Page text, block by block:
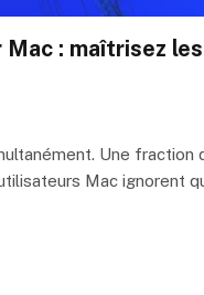
Mac : maîtrisez
Une fraction
Mac ignorent